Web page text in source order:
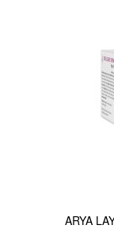
ARYA